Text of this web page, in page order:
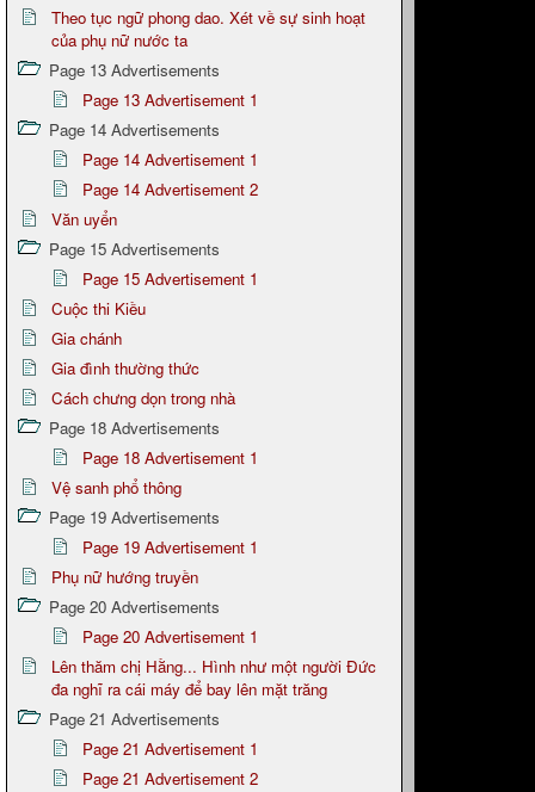
Theo tục ngữ phong dao. Xét về sự sinh hoạt
của phụ nữ nước ta
Page 13 Advertisements
Page 13 Advertisement 1
Page 14 Advertisements
Page 14 Advertisement 1
Page 14 Advertisement 2
Văn uyển
Page 15 Advertisements
Page 15 Advertisement 1
Cuộc thi Kiều
Gia chánh
Gia đình thường thức
Cách chưng dọn trong nhà
Page 18 Advertisements
Page 18 Advertisement 1
Vệ sanh phổ thông
Page 19 Advertisements
Page 19 Advertisement 1
Phụ nữ hướng truyền
Page 20 Advertisements
Page 20 Advertisement 1
Lên thăm chị Hằng... Hình như một người Đức
đa nghĩ ra cái máy để bay lên mặt trăng
Page 21 Advertisements
Page 21 Advertisement 1
Page 21 Advertisement 2